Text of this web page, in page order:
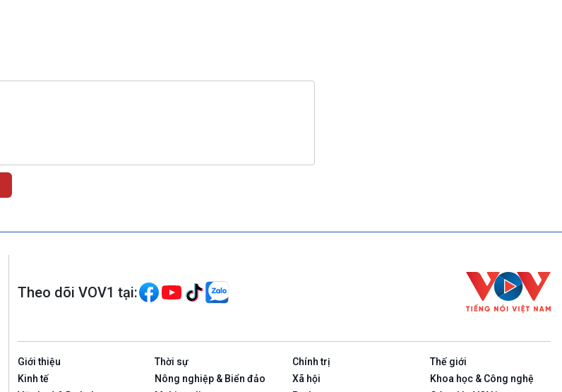
Theo dõi VOV1 tại:
Giới thiệu Thời sự Chính trị
Thế giới
Kinh tế
Nông nghiệp & Biển đảo Xã hội
Khoa học & Công nghệ